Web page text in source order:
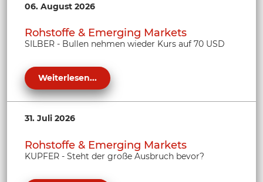
06. August 2026
Rohstoffe & Emerging Markets
SILBER - Bullen nehmen wieder Kurs auf 70 USD
Weiterlesen...
31. Juli 2026
Rohstoffe & Emerging Markets
KUPFER - Steht der große Ausbruch bevor?